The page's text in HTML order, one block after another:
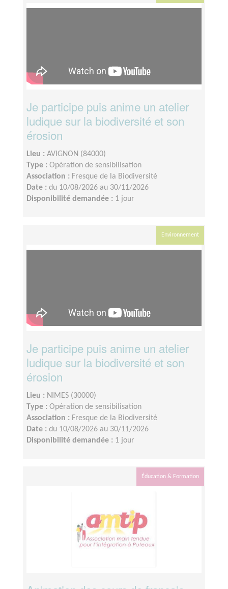
Je participe puis anime un atelier
ludique sur la biodiversité et son
érosion
Lieu : AVIGNON (84000)
Type : Opération de sensibilisation
Association : Fresque de la Biodiversité
Date : du 10/08/2026 au 30/11/2026
Disponibilité demandée : 1 jour
Environnement
Je participe puis anime un atelier
ludique sur la biodiversité et son
érosion
Lieu : NIMES (30000)
Type : Opération de sensibilisation
Association : Fresque de la Biodiversité
Date : du 10/08/2026 au 30/11/2026
Disponibilité demandée : 1 jour
Éducation & Formation